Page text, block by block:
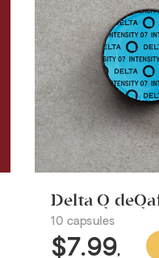
Delta Q
10 capsules
$7.99,